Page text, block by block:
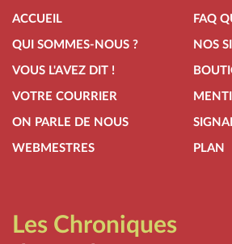
ACCUEIL
QUI SOMMES-NOUS ?
VOUS L'AVEZ DIT !
VOTRE COURRIER
ON PARLE DE NOUS
WEBMESTRES
FAQ
NOS
PLAN
Les Chroniques